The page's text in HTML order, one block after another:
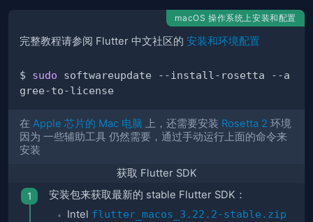
macOS 操作系统上安装和配置
完整教程请参阅 Flutter 中文社区的 安装和环境配置
$ sudo softwareupdate --install-rosetta --a
在 Apple 芯片的 Mac 电脑 上，还需要安装 Rosetta 2 环境
因为 一些辅助工具 仍然需要，通过手动运行上面的命令来
安装
获取 Flutter SDK
安装包来获取最新的 stable Flutter SDK：
Intel flutter_macos_3.22.2-stable.zip